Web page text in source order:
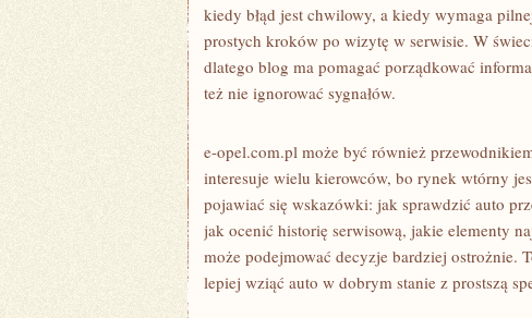
kiedy błąd jest chwilowy, a kiedy wymaga
prostych kroków po wizytę w serwisie. W
dlatego blog ma pomagać porządkować
też nie ignorować sygnałów.
e-opel.com.pl może być również
interesuje wielu kierowców, bo rynek wtórny
pojawiać się wskazówki: jak sprawdzić auto
jak ocenić historię serwisową, jakie elementy
może podejmować decyzje bardziej ostrożnie.
lepiej wziąć auto w dobrym stanie z prostszą